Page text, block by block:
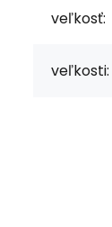
veľkosť:
veľkosti: